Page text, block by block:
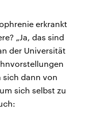
erkrankt
„Ja, das sind
der Universität
sich dann von
sich selbst zu